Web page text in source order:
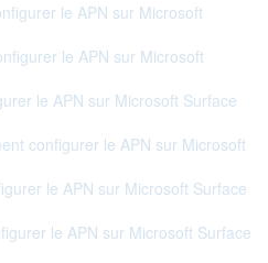
le APN sur Microsoft
le APN sur Microsoft
le APN sur Microsoft Surface
configurer le APN sur Microsoft
le APN sur Microsoft Surface
le APN sur Microsoft Surface